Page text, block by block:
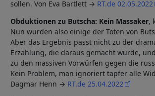
sollen. Von Eva Bartlett → RT.de 02.05.2022
Obduktionen zu Butscha: Kein Massaker,
Nun wurden also einige der Toten von
Aber das Ergebnis passt nicht zu der
Erzählung, die daraus gemacht wurde,
zu den massiven Vorwürfen gegen die
Kein Problem, man ignoriert tapfer alle
Dagmar Henn → RT.de 25.04.2022